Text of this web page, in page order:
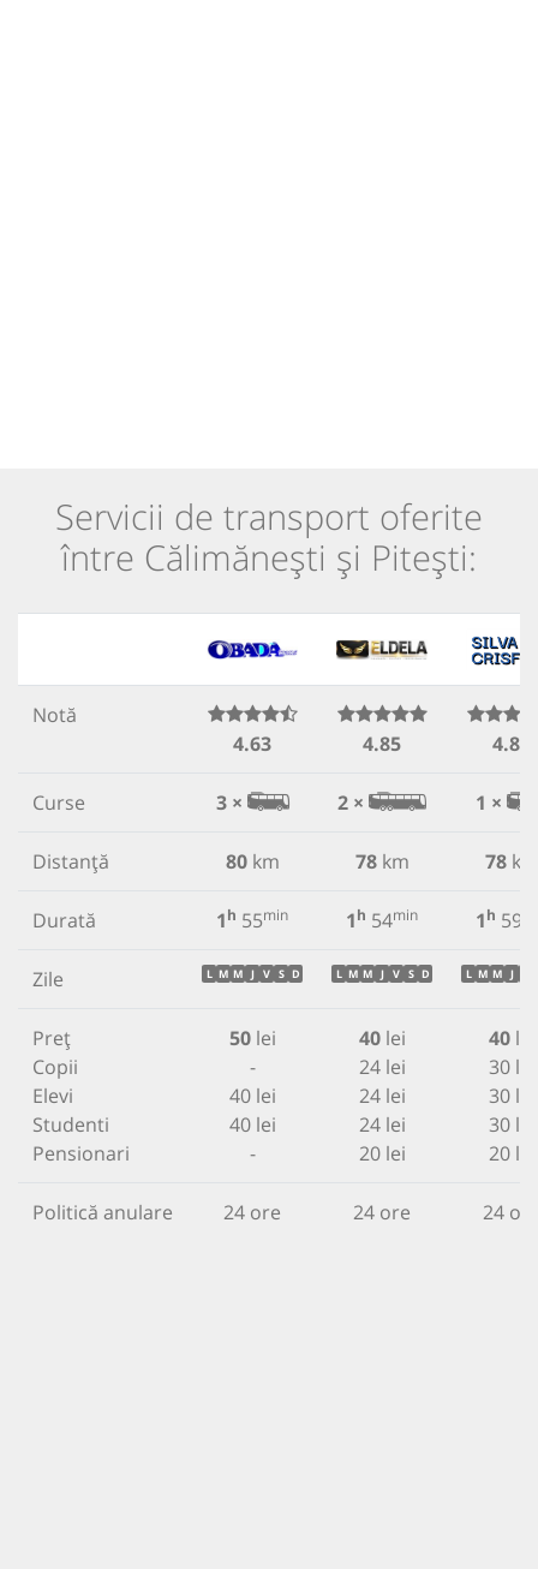
Servicii de transport oferite
între Călimănești și Pitești:
Notă
4.63
4.85 4.83
Curse 3 × 2 × 1 ×
Distanță 80km 78km 78km
Durată 1h 55min 1h 54min 1h 59
Zile L M M J V S D L M M J V S D L M M J
Preț
Copii
Elevi
Studenti
Pensionari
50lei
-
40 lei
40 lei
-
40lei
24 lei
24 lei
24 lei
20 lei
40lei
30 lei
30 lei
30 lei
20 lei
Politică anulare 24 ore 24 ore 24